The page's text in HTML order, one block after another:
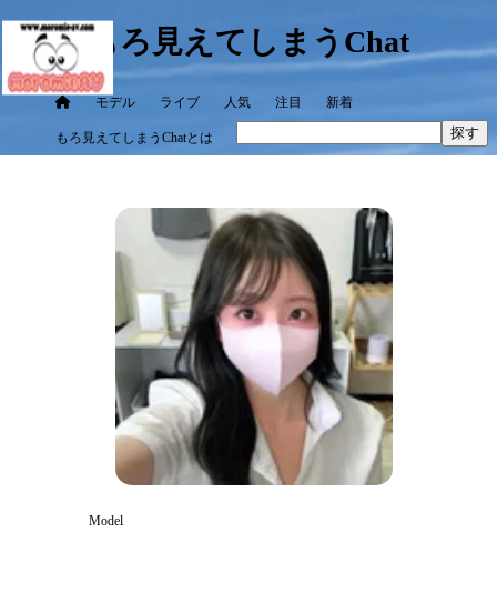
もろ見えてしまうChat
モデル ライブ 人気 注目 新着
もろ見えてしまうChatとは 探す
Model